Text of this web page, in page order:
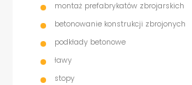
montaż prefabrykatów zbrojarskich
betonowanie konstrukcji zbrojonych
podkłady betonowe
ławy
stopy